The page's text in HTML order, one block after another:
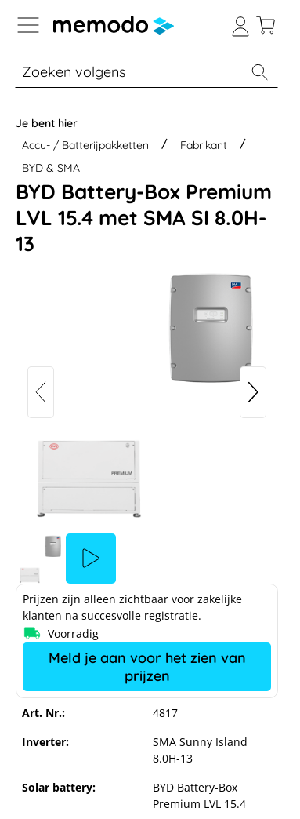
naar navigatie B2B-platform
% Sale Batterijopslag thuis
Je bent hier
Accu- / Batterijpakketten
Fabrikant
BYD & SMA
BYD Battery-Box Premium
LVL 15.4 met SMA SI 8.0H-
13
BYD Battery-Box Premium LVL 15.4
met SMA SI 8.0H-13
Art. Nr.:
4817
Inverter:
SMA Sunny Island
8.0H-13
Solar battery:
BYD Battery-Box
Premium LVL 15.4
Prijzen zijn alleen zichtbaar voor zakelijke
klanten na succesvolle registratie.
Voorradig
Meld je aan voor het zien van
prijzen